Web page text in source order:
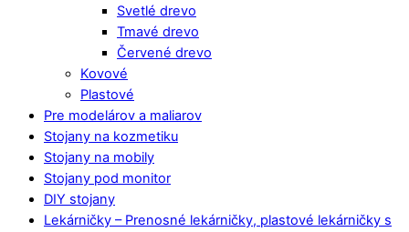
Svetlé drevo
Tmavé drevo
Červené drevo
Kovové
Plastové
Pre modelárov a maliarov
Stojany na kozmetiku
Stojany na mobily
Stojany pod monitor
DIY stojany
Lekárničky – Prenosné lekárničky, plastové lekárničky s